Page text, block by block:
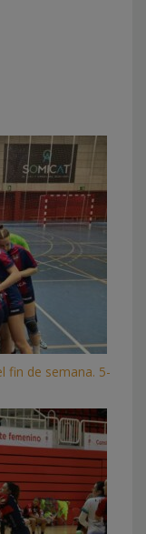
fin de semana. 5-